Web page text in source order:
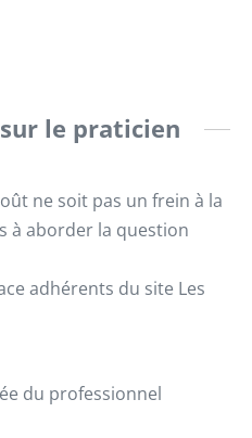
le praticien
ne soit pas un frein à la
à aborder la question
adhérents du site Les
du professionnel